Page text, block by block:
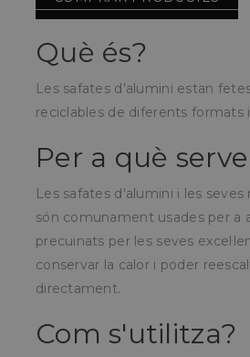
Què és?
Les safates d'alumini estan
reciclables de diferents formats
Per a què
Les safates d'alumini i les
són comunament usades per a
precuinats per les seves
conservar la calor i poder
directament.
Com s'utilitza?